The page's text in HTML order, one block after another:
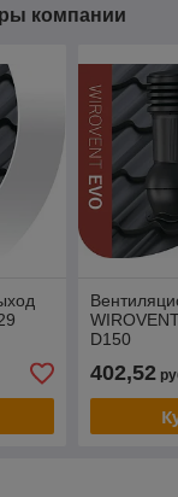
компании
D150
402,52